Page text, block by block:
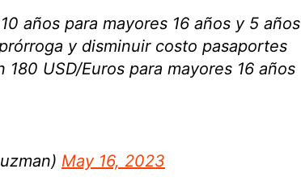
años para mayores 16 años y 5 años
y disminuir costo pasaportes
USD/Euros para mayores 16 años
May 16, 2023